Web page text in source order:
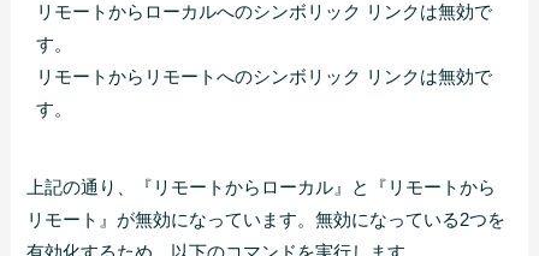
リモートからローカルへのシンボリック リンクは無効で
す。
リモートからリモートへのシンボリック リンクは無効で
す。
上記の通り、『リモートからローカル』と『リモートから
リモート』が無効になっています。無効になっている2つを
有効化するため、以下のコマンドを実行します。